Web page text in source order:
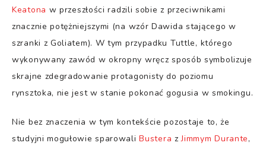
Keatona w przeszłości radzili sobie z przeciwnikami
znacznie potężniejszymi (na wzór Dawida stającego w
szranki z Goliatem). W tym przypadku Tuttle, którego
wykonywany zawód w okropny wręcz sposób symbolizuje
skrajne zdegradowanie protagonisty do poziomu
rynsztoka, nie jest w stanie pokonać gogusia w smokingu.
Nie bez znaczenia w tym kontekście pozostaje to, że
studyjni mogułowie sparowaliBustera zJimmym Durante,